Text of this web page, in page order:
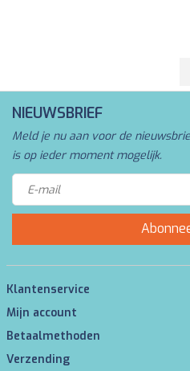
NIEUWSBRIEF
Meld je nu aan voor de
is op ieder moment mogelijk.
Klantenservice
Mijn account
Betaalmethoden
Verzending